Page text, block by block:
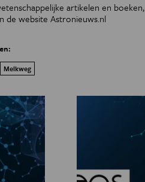
artikelen en boeken,
de website Astronieuws.nl
Melkweg